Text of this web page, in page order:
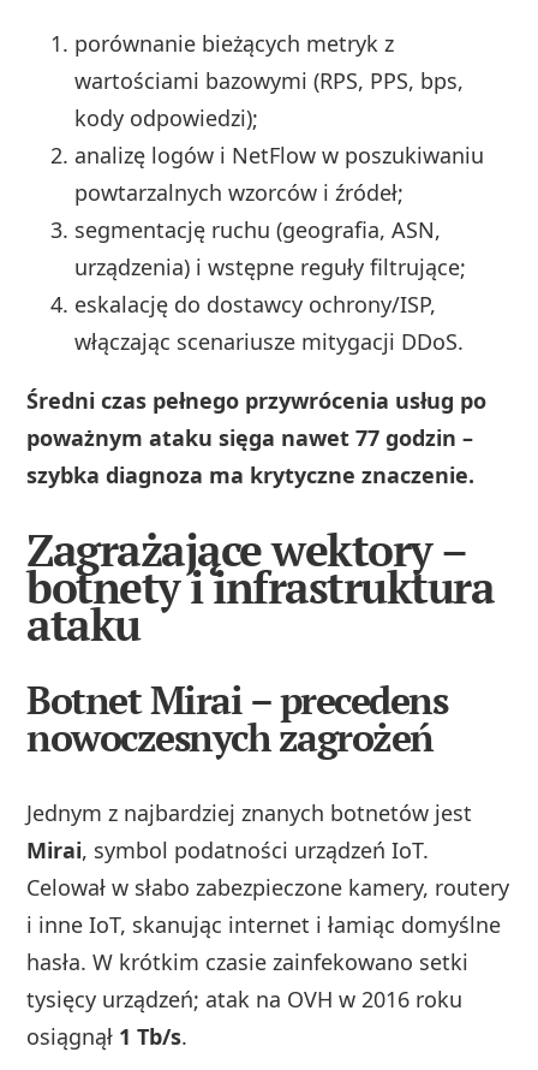
porównanie bieżących metryk z
wartościami bazowymi (RPS, PPS, bps,
kody odpowiedzi);
analizę logów i NetFlow w poszukiwaniu
powtarzalnych wzorców i źródeł;
segmentację ruchu (geografia, ASN,
urządzenia) i wstępne reguły filtrujące;
eskalację do dostawcy ochrony/ISP,
włączając scenariusze mitygacji DDoS.
Średni czas pełnego przywrócenia usług po
poważnym ataku sięga nawet 77 godzin –
szybka diagnoza ma krytyczne znaczenie.
Zagrażające wektory –
botnety i infrastruktura
ataku
Botnet Mirai – precedens
nowoczesnych zagrożeń
Jednym z najbardziej znanych botnetów jest
Mirai, symbol podatności urządzeń IoT.
Celował w słabo zabezpieczone kamery, routery
i inne IoT, skanując internet i łamiąc domyślne
hasła. W krótkim czasie zainfekowano setki
tysięcy urządzeń; atak na OVH w 2016 roku
osiągnął 1 Tb/s.